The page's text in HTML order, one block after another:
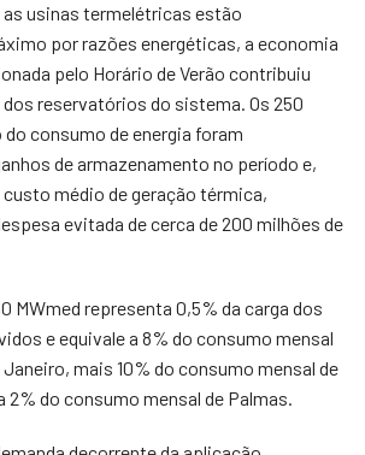
usinas termelétricas estão
por razões energéticas, a economia
pelo Horário de Verão contribuiu
reservatórios do sistema. Os 250
do consumo de energia foram
de armazenamento no período e,
médio de geração térmica,
evitada de cerca de 200 milhões de
MWmed representa 0,5% da carga dos
e equivale a 8% do consumo mensal
mais 10% do consumo mensal de
2% do consumo mensal de Palmas.